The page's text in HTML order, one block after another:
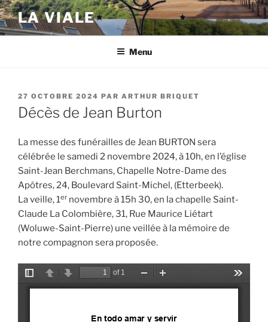
Aller
au
contenu
LA VIALE
Menu
PUBLIÉ
LE
27 OCTOBRE 2024 PAR ARTHUR BRIQUET
Décès de Jean Burton
La messe des funérailles de Jean BURTON sera
célébrée le samedi 2 novembre 2024, à 10h, en l’église
Saint-Jean Berchmans, Chapelle Notre-Dame des
Apôtres, 24, Boulevard Saint-Michel, (Etterbeek).
La veille, 1er novembre à 15h 30, en la chapelle Saint-
Claude La Colombière, 31, Rue Maurice Liétart
(Woluwe-Saint-Pierre) une veillée à la mémoire de
notre compagnon sera proposée.